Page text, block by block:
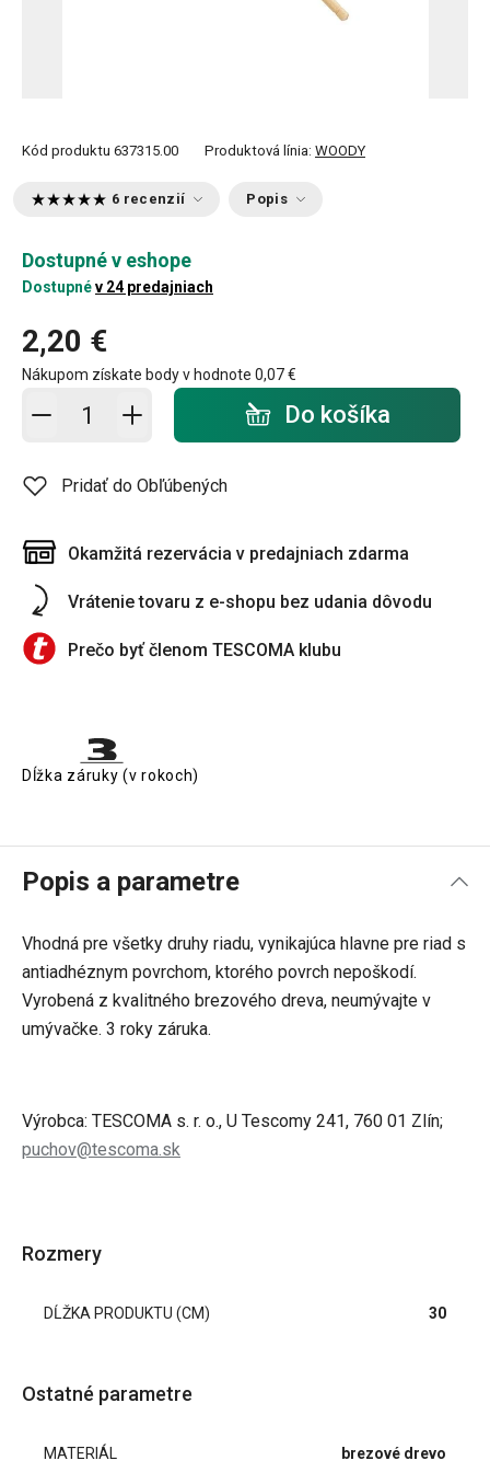
Kód produktu 637315.00 Produktová línia: WOODY
6 recenzií Popis
Dostupné v eshope
Dostupnév 24 predajniach
2,20 €
Nákupom získate body v hodnote 0,07 €
Pridať do košíka - počet Do košíka
Pridať do Obľúbených
Okamžitá rezervácia v predajniach zdarma
Vrátenie tovaru z e-shopu bez udania dôvodu
Prečo byť členom TESCOMA klubu
Dĺžka záruky (v rokoch)
Popis a parametre
Vhodná pre všetky druhy riadu, vynikajúca hlavne pre riad s
antiadhéznym povrchom, ktorého povrch nepoškodí.
Vyrobená z kvalitného brezového dreva, neumývajte v
umývačke. 3 roky záruka.
Výrobca: TESCOMA s. r. o., U Tescomy 241, 760 01 Zlín;
puchov@tescoma.sk
Rozmery
DĹŽKA PRODUKTU (CM) 30
Ostatné parametre
MATERIÁL brezové drevo